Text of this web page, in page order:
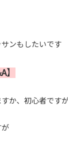
ンもしたいです
】
か、初心者です